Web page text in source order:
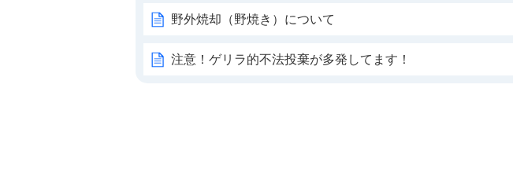
野外焼却（野焼き）について
注意！ゲリラ的不法投棄が多発してます！